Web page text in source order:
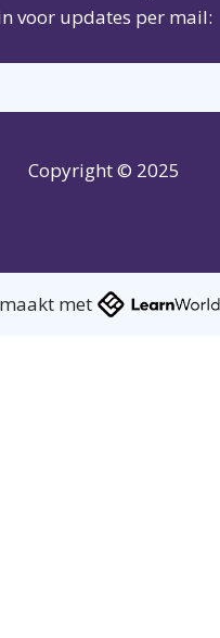
voor updates per mail:
Copyright © 2025
met